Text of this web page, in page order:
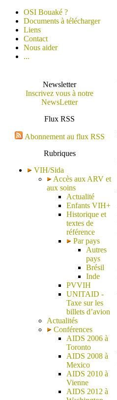
OSI Bouaké ?
Documents à télécharger
Liens
Contact
Nous aider
...
Newsletter
Inscrivez vous à notre
NewsLetter
Flux RSS
Abonnement au flux RSS
Rubriques
VIH/Sida
Accès aux ARV et
aux soins
Actualité
Enfants VIH+
Historique et
textes de
référence
Par pays
Autres
pays
Brésil
Inde
PVVIH
UNITAID -
Taxe sur les
billets d’avion
Actualités
Conférences
AIDS 2006 à
Toronto
AIDS 2008 à
Mexico
AIDS 2010 à
Vienne
AIDS 2012 à